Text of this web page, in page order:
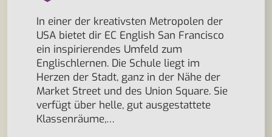
In einer der kreativsten Metropolen der
USA bietet dir EC English San Francisco
ein inspirierendes Umfeld zum
Englischlernen. Die Schule liegt im
Herzen der Stadt, ganz in der Nähe der
Market Street und des Union Square. Sie
verfügt über helle, gut ausgestattete
Klassenräume,…